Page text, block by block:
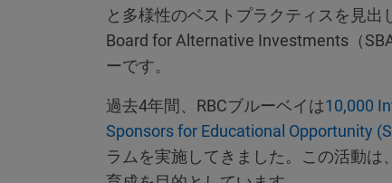
と多様性のベストプラクティスを見
Board for Alternative Investments（
ーです。
過去4年間、RBCブルーベイは10,000
Sponsors for Educational Opportunity
ラムを実施してきました。この活動は